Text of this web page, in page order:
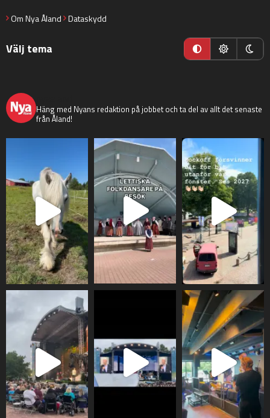
Om Nya Åland Dataskydd
Välj tema
Häng med Nyans redaktion på jobbet och ta del av allt det senaste
från Åland!